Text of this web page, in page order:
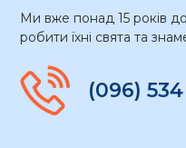
Ми вже понад 15 років
робити їхні свята та
(096)